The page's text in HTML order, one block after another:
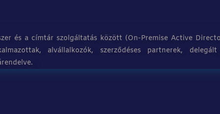
és a címtár szolgáltatás között (On-Premise Active
alvállalkozók, szerződéses partnerek,